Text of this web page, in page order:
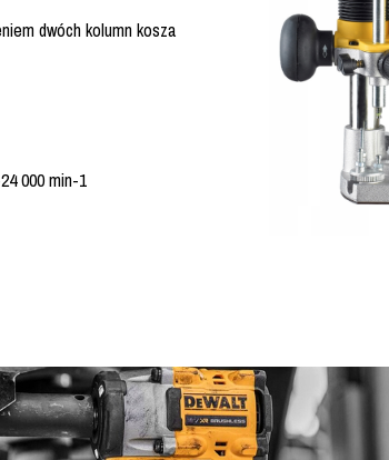
dwóch kolumn kosza
000 min-1